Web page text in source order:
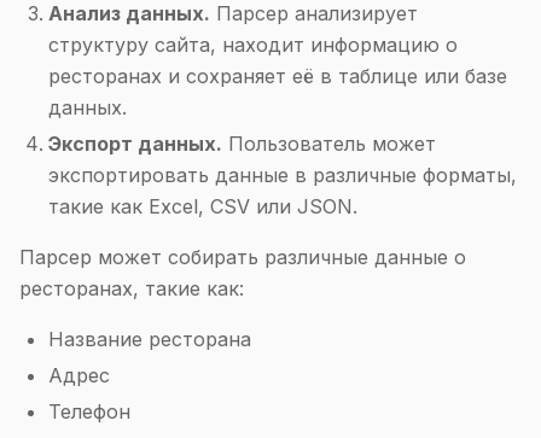
Анализ данных. Парсер анализирует
структуру сайта, находит информацию о
ресторанах и сохраняет её в таблице или базе
данных.
Экспорт данных. Пользователь может
экспортировать данные в различные форматы,
такие как Excel, CSV или JSON.
Парсер может собирать различные данные о
ресторанах, такие как:
Название ресторана
Адрес
Телефон